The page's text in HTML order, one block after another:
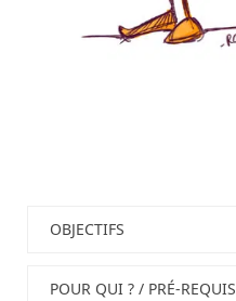
OBJECTIFS
POUR QUI ? / PRÉ-REQUIS